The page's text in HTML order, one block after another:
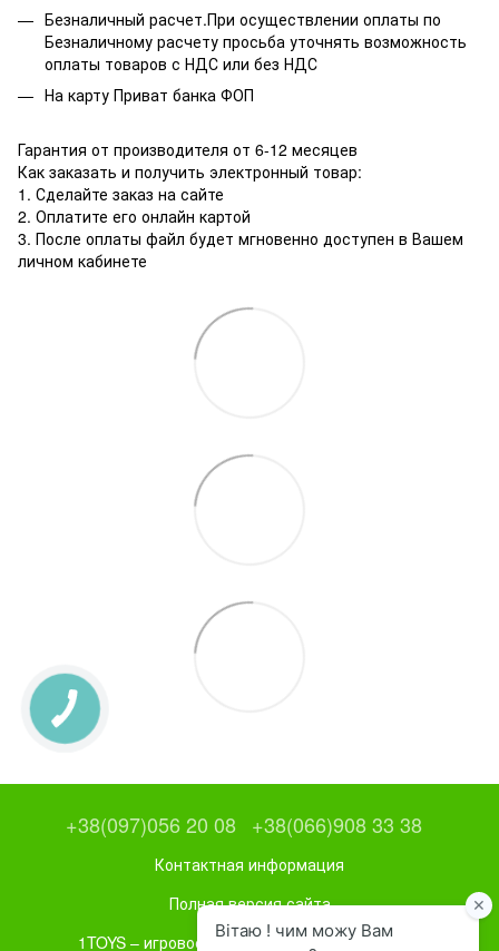
Безналичный расчет.При осуществлении оплаты по
Безналичному расчету просьба уточнять возможность
оплаты товаров с НДС или без НДС
На карту Приват банка ФОП
Гарантия от производителя от 6-12 месяцев
Как заказать и получить электронный товар:
1. Сделайте заказ на сайте
2. Оплатите его онлайн картой
3. После оплаты файл будет мгновенно доступен в Вашем
личном кабинете
+38(097)056 20 08 +38(066)908 33 38
Контактная информация
Полная версия сайта
1TOYS – игровое и спортивное оборудование